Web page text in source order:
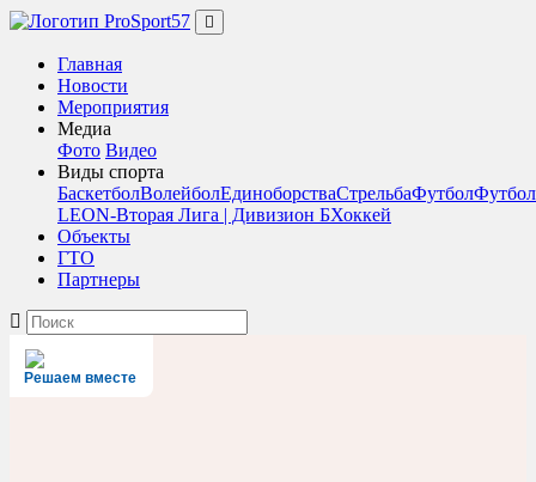
Главная
Новости
Мероприятия
Медиа
Фото Видео
Виды спорта
БаскетболВолейболЕдиноборстваСтрельбаФутбол
LEON-Вторая Лига | Дивизион БХоккей
Объекты
ГТО
Партнеры
Решаем вместе